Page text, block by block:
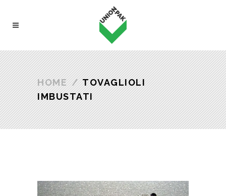
HOME / TOVAGLIOLI
IMBUSTATI